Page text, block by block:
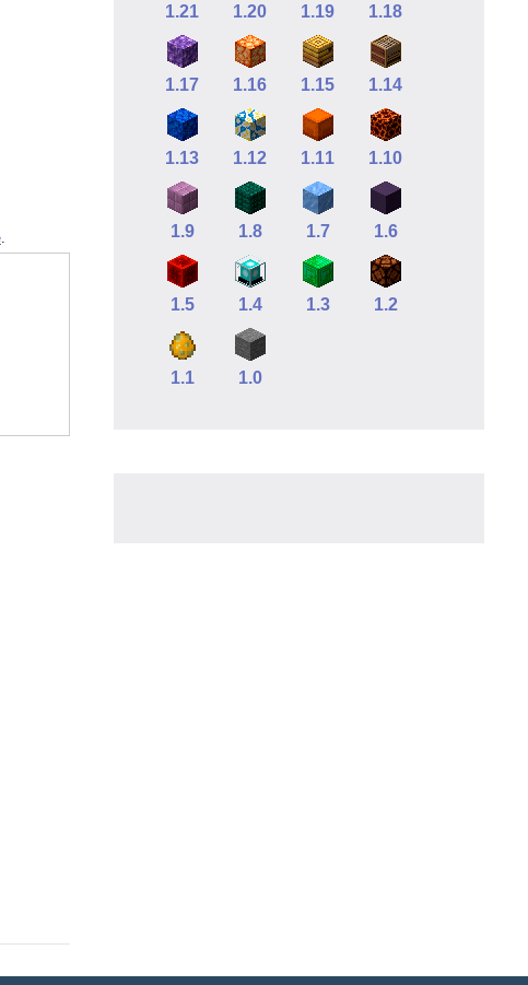
1.21 1.20 1.19 1.18
1.17 1.16 1.15 1.14
1.13 1.12 1.11 1.10
1.9 1.8 1.7 1.6
1.5 1.4 1.3 1.2
1.1 1.0